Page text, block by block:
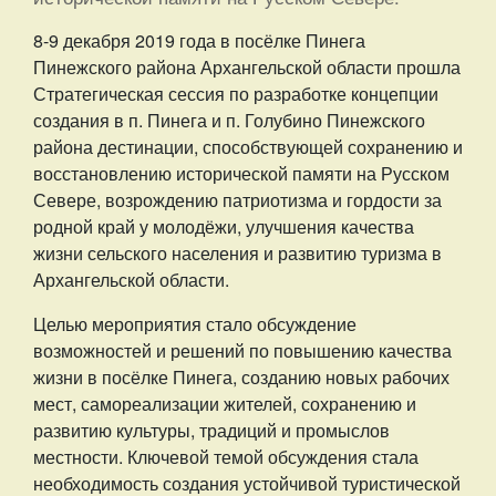
8-9 декабря 2019 года в посёлке Пинега
Пинежского района Архангельской области прошла
Стратегическая сессия по разработке концепции
создания в п. Пинега и п. Голубино Пинежского
района дестинации, способствующей сохранению и
восстановлению исторической памяти на Русском
Севере, возрождению патриотизма и гордости за
родной край у молодёжи, улучшения качества
жизни сельского населения и развитию туризма в
Архангельской области.
Целью мероприятия стало обсуждение
возможностей и решений по повышению качества
жизни в посёлке Пинега, созданию новых рабочих
мест, самореализации жителей, сохранению и
развитию культуры, традиций и промыслов
местности. Ключевой темой обсуждения стала
необходимость создания устойчивой туристической